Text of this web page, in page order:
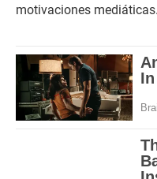
motivaciones mediáticas.